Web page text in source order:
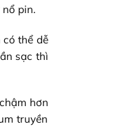
pin.
thể dễ
sạc thì
hơn
truyền